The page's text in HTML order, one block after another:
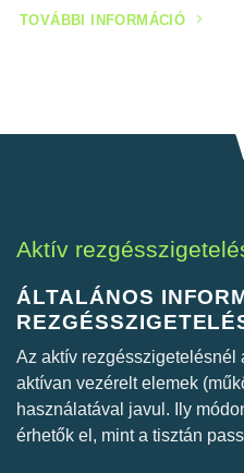
TOVÁBBI INFORMÁCIÓ
Aktív
ÁLTALÁNOS
Az aktív rezgésszigetelésnél
aktívan vezérelt elemek
használatával javul. Ily
érhetők el, mint a tisztán